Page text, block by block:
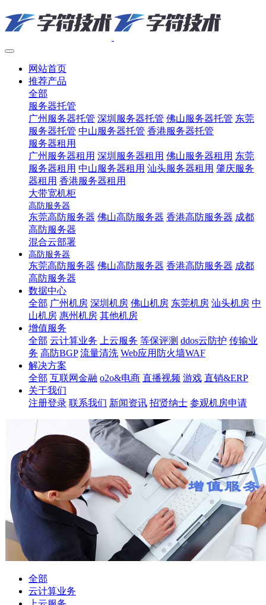
网站首页
推荐产品
全部
服务器托管
广州服务器托管 深圳服务器托管 佛山服务器托管 东莞
服务器托管 中山服务器托管 香港服务器托管
服务器租用
广州服务器租用 深圳服务器租用 佛山服务器租用 东莞
服务器租用 中山服务器租用 汕头服务器租用 肇庆服务
器租用 香港服务器租用
大带宽机柜
高防服务器
东莞高防服务器 佛山高防服务器 香港高防服务器 成都
高防服务器
混合云部署
高防服务器
东莞高防服务器 佛山高防服务器 香港高防服务器 成都
高防服务器
数据中心
全部 广州机房 深圳机房 佛山机房 东莞机房 汕头机房 中
山机房 惠州机房 其他机房
增值服务
全部 云计算业务 上云服务 等保评测 ddos云防护 传输业
务 高防BGP 流量清洗 Web应用防火墙WAF
解决方案
全部 互联网金融 o2o&电商 直播视频 游戏 直销&ERP
关于我们
注册登录 联系我们 新闻资讯 招贤纳士 参观机房申请
全部
云计算业务